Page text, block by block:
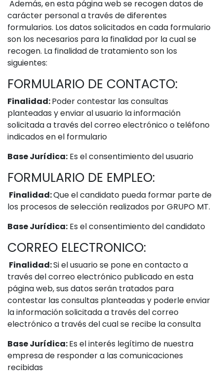
Además, en esta página web se recogen datos de
carácter personal a través de diferentes
formularios. Los datos solicitados en cada formulario
son los necesarios para la finalidad por la cual se
recogen. La finalidad de tratamiento son los
siguientes:
FORMULARIO DE CONTACTO:
Finalidad:Poder contestar las consultas
planteadas y enviar al usuario la información
solicitada a través del correo electrónico o teléfono
indicados en el formulario
Base Jurídica: Es el consentimiento del usuario
FORMULARIO DE EMPLEO:
Finalidad:Que el candidato pueda formar parte de
los procesos de selección realizados por GRUPO MT.
Base Jurídica: Es el consentimiento del candidato
CORREO ELECTRONICO:
Finalidad:Si el usuario se pone en contacto a
través del correo electrónico publicado en esta
página web, sus datos serán tratados para
contestar las consultas planteadas y poderle enviar
la información solicitada a través del correo
electrónico a través del cual se recibe la consulta
Base Jurídica:Es el interés legítimo de nuestra
empresa de responder a las comunicaciones
recibidas